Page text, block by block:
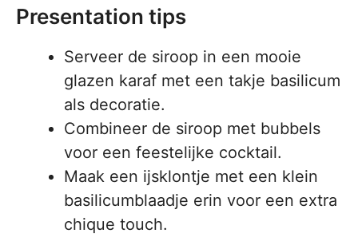
Presentation tips
Serveer de siroop in een mooie
glazen karaf met een takje basilicum
als decoratie.
Combineer de siroop met bubbels
voor een feestelijke cocktail.
Maak een ijsklontje met een klein
basilicumblaadje erin voor een extra
chique touch.